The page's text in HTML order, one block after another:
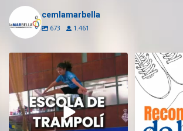
cemlamarbella
673 1.461
Inscriu-te a l’Escola de Trampolí
del CEM
14 0
Aquest
i